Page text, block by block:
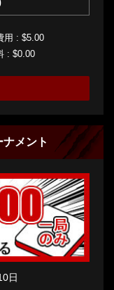
用 : $5.00
: $0.00
ナメント
日